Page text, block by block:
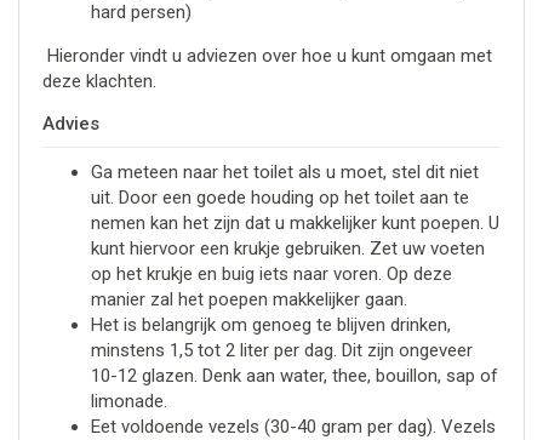
hard persen)
Hieronder vindt u adviezen over hoe u kunt omgaan met
deze klachten.
Advies
Ga meteen naar het toilet als u moet, stel dit niet
uit. Door een goede houding op het toilet aan te
nemen kan het zijn dat u makkelijker kunt poepen. U
kunt hiervoor een krukje gebruiken. Zet uw voeten
op het krukje en buig iets naar voren. Op deze
manier zal het poepen makkelijker gaan.
Het is belangrijk om genoeg te blijven drinken,
minstens 1,5 tot 2 liter per dag. Dit zijn ongeveer
10-12 glazen. Denk aan water, thee, bouillon, sap of
limonade.
Eet voldoende vezels (30-40 gram per dag). Vezels